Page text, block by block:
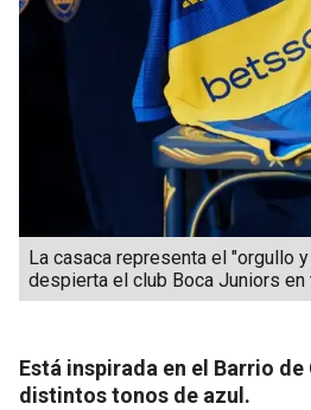
La casaca representa el "orgullo
despierta el club Boca Juniors en
Está inspirada en el Barrio
distintos tonos de azul.